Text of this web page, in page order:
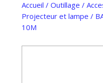
Accueil / Outillage /
Projecteur et lampe /
10M